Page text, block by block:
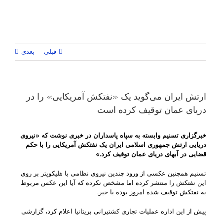
قبلی بعدی
ارتش ایران می‌گوید یک «نفتکش آمریکایی» را در
دریای عمان توقیف کرده است
خبرگزاری تسنیم وابسته به سپاه پاسداران در خبری نوشت که «نیروی
دریایی ارتش جمهوری اسلامی ایران یک نفتکش آمریکایی را با حکم
قضایی در آبهای دریای عمان توقیف کرد.»
تسنیم همچنین عکسی از ورود چندین نیروی نظامی با هلیکوپتر بر روی
این نفتکش را منتشر کرده اما مشخص نکرده که آیا این عکس مربوط
به نفتکش توقیف شده امروز بوده یا خیر.
پیش از این اداره عملیات تجاری کشتیرانی بریتانیا اعلام کرد، گزارشی